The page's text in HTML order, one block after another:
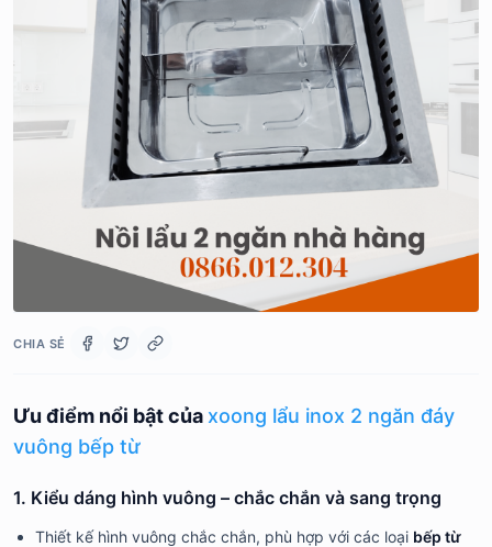
CHIA SẺ
Ưu điểm nổi bật của xoong lẩu inox 2 ngăn đáy
vuông bếp từ
1. Kiểu dáng hình vuông – chắc chắn và sang trọng
Thiết kế hình vuông chắc chắn, phù hợp với các loại bếp từ